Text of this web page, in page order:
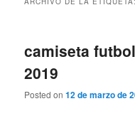
camiseta
2019
Posted on12 de marzo de